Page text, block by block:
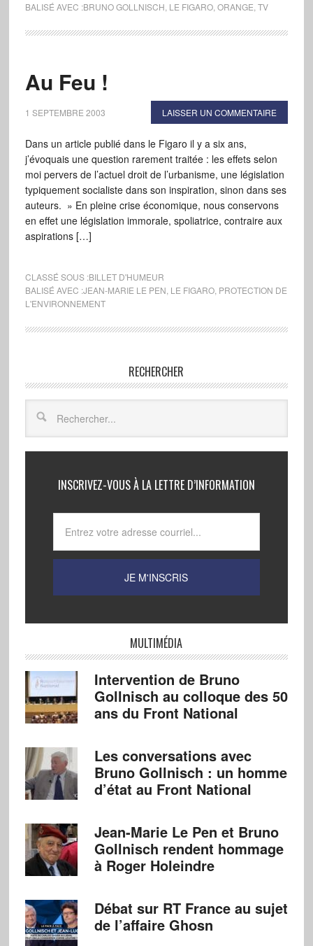
BALISÉ AVEC :BRUNO GOLLNISCH LE FIGARO, ORANGE TV
Au Feu !
1 SEPTEMBRE 2003 LAISSER UN COMMENTAIRE
Dans un article publié dans le Figaro il y a six ans,
j’évoquais une question rarement traitée : les effets selon
moi pervers de l’actuel droit de l’urbanisme, une législation
typiquement socialiste dans son inspiration, sinon dans ses
auteurs. » En pleine crise économique, nous conservons
en effet une législation immorale, spoliatrice, contraire aux
aspirations […]
CLASSÉ SOUS :BILLET D'HUMEUR
BALISÉ AVEC :JEAN-MARIE LE PEN LE FIGARO, PROTECTION DE
L'ENVIRONNEMENT
RECHERCHER
INSCRIVEZ-VOUS À LA LETTRE D’INFORMATION
MULTIMÉDIA
Intervention de Bruno
Gollnisch au colloque des 50
ans du Front National
Les conversations avec
Bruno Gollnisch : un homme
d’état au Front National
Jean-Marie Le Pen et Bruno
Gollnisch rendent hommage
à Roger Holeindre
Débat sur RT France au sujet
de l’affaire Ghosn